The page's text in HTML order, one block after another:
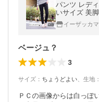
パンツ レデ
いサイズ 美
トレートパン
イーザッカ
ベージュ？
3
サイズ ： ちょうどよい、 生地 ：
ＰＣの画像からは白っぽ